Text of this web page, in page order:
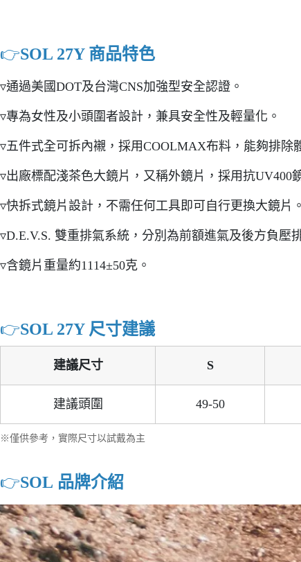
👉️SOL 27Y 商品特色
▿通過美國DOT及台灣CNS加強型安全認證。
▿專為女性及小頭圍者設計，兼具安全性及輕量化。
▿五件式全可拆內襯，採用COOLMAX布料，能夠排除
▿出廠標配淺茶色大鏡片，又稱外鏡片，採用抗UV400
▿快拆式鏡片設計，不需任何工具即可自行更換大鏡片。
▿D.E.V.S. 雙重排氣系統，分別為前額進氣及後方負壓
▿含鏡片重量約1114±50克。
👉️SOL 27Y 尺寸建議
建議尺寸 S
建議頭圍 49-50
※僅供參考，實際尺寸以試戴為主
👉️SOL 品牌介紹